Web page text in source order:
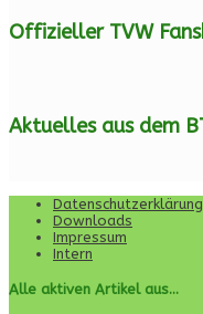
Offizieller TVW
Aktuelles aus dem
Datenschutzerklärung
Downloads
Impressum
Intern
Alle aktiven Artikel aus…